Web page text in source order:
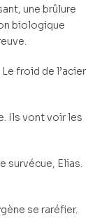
une brûlure
biologique
froid de l’acier
Ils vont voir les
survécue, Elias.
se raréfier.